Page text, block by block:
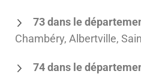
73 dans le
Chambéry, Albertville,
74 dans le